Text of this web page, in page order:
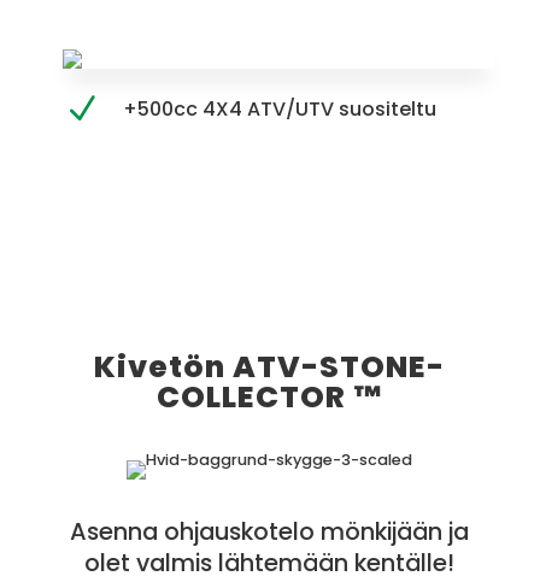
+500cc 4X4 ATV/UTV suositeltu
Kivetön ATV-STONE-
COLLECTOR ™
Asenna ohjauskotelo mönkijään ja
olet valmis lähtemään kentälle!